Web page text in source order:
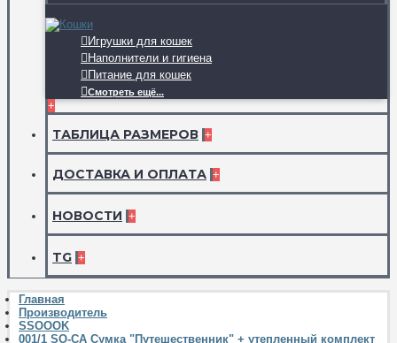
Игрушки для кошек
Наполнители и гигиена
Питание для кошек
Смотреть ещё...
+
ТАБЛИЦА РАЗМЕРОВ +
ДОСТАВКА И ОПЛАТА +
НОВОСТИ +
TG +
Главная
Производитель
SSOOOK
001/1 SO-CA Сумка "Путешественник" + утепленный комплект